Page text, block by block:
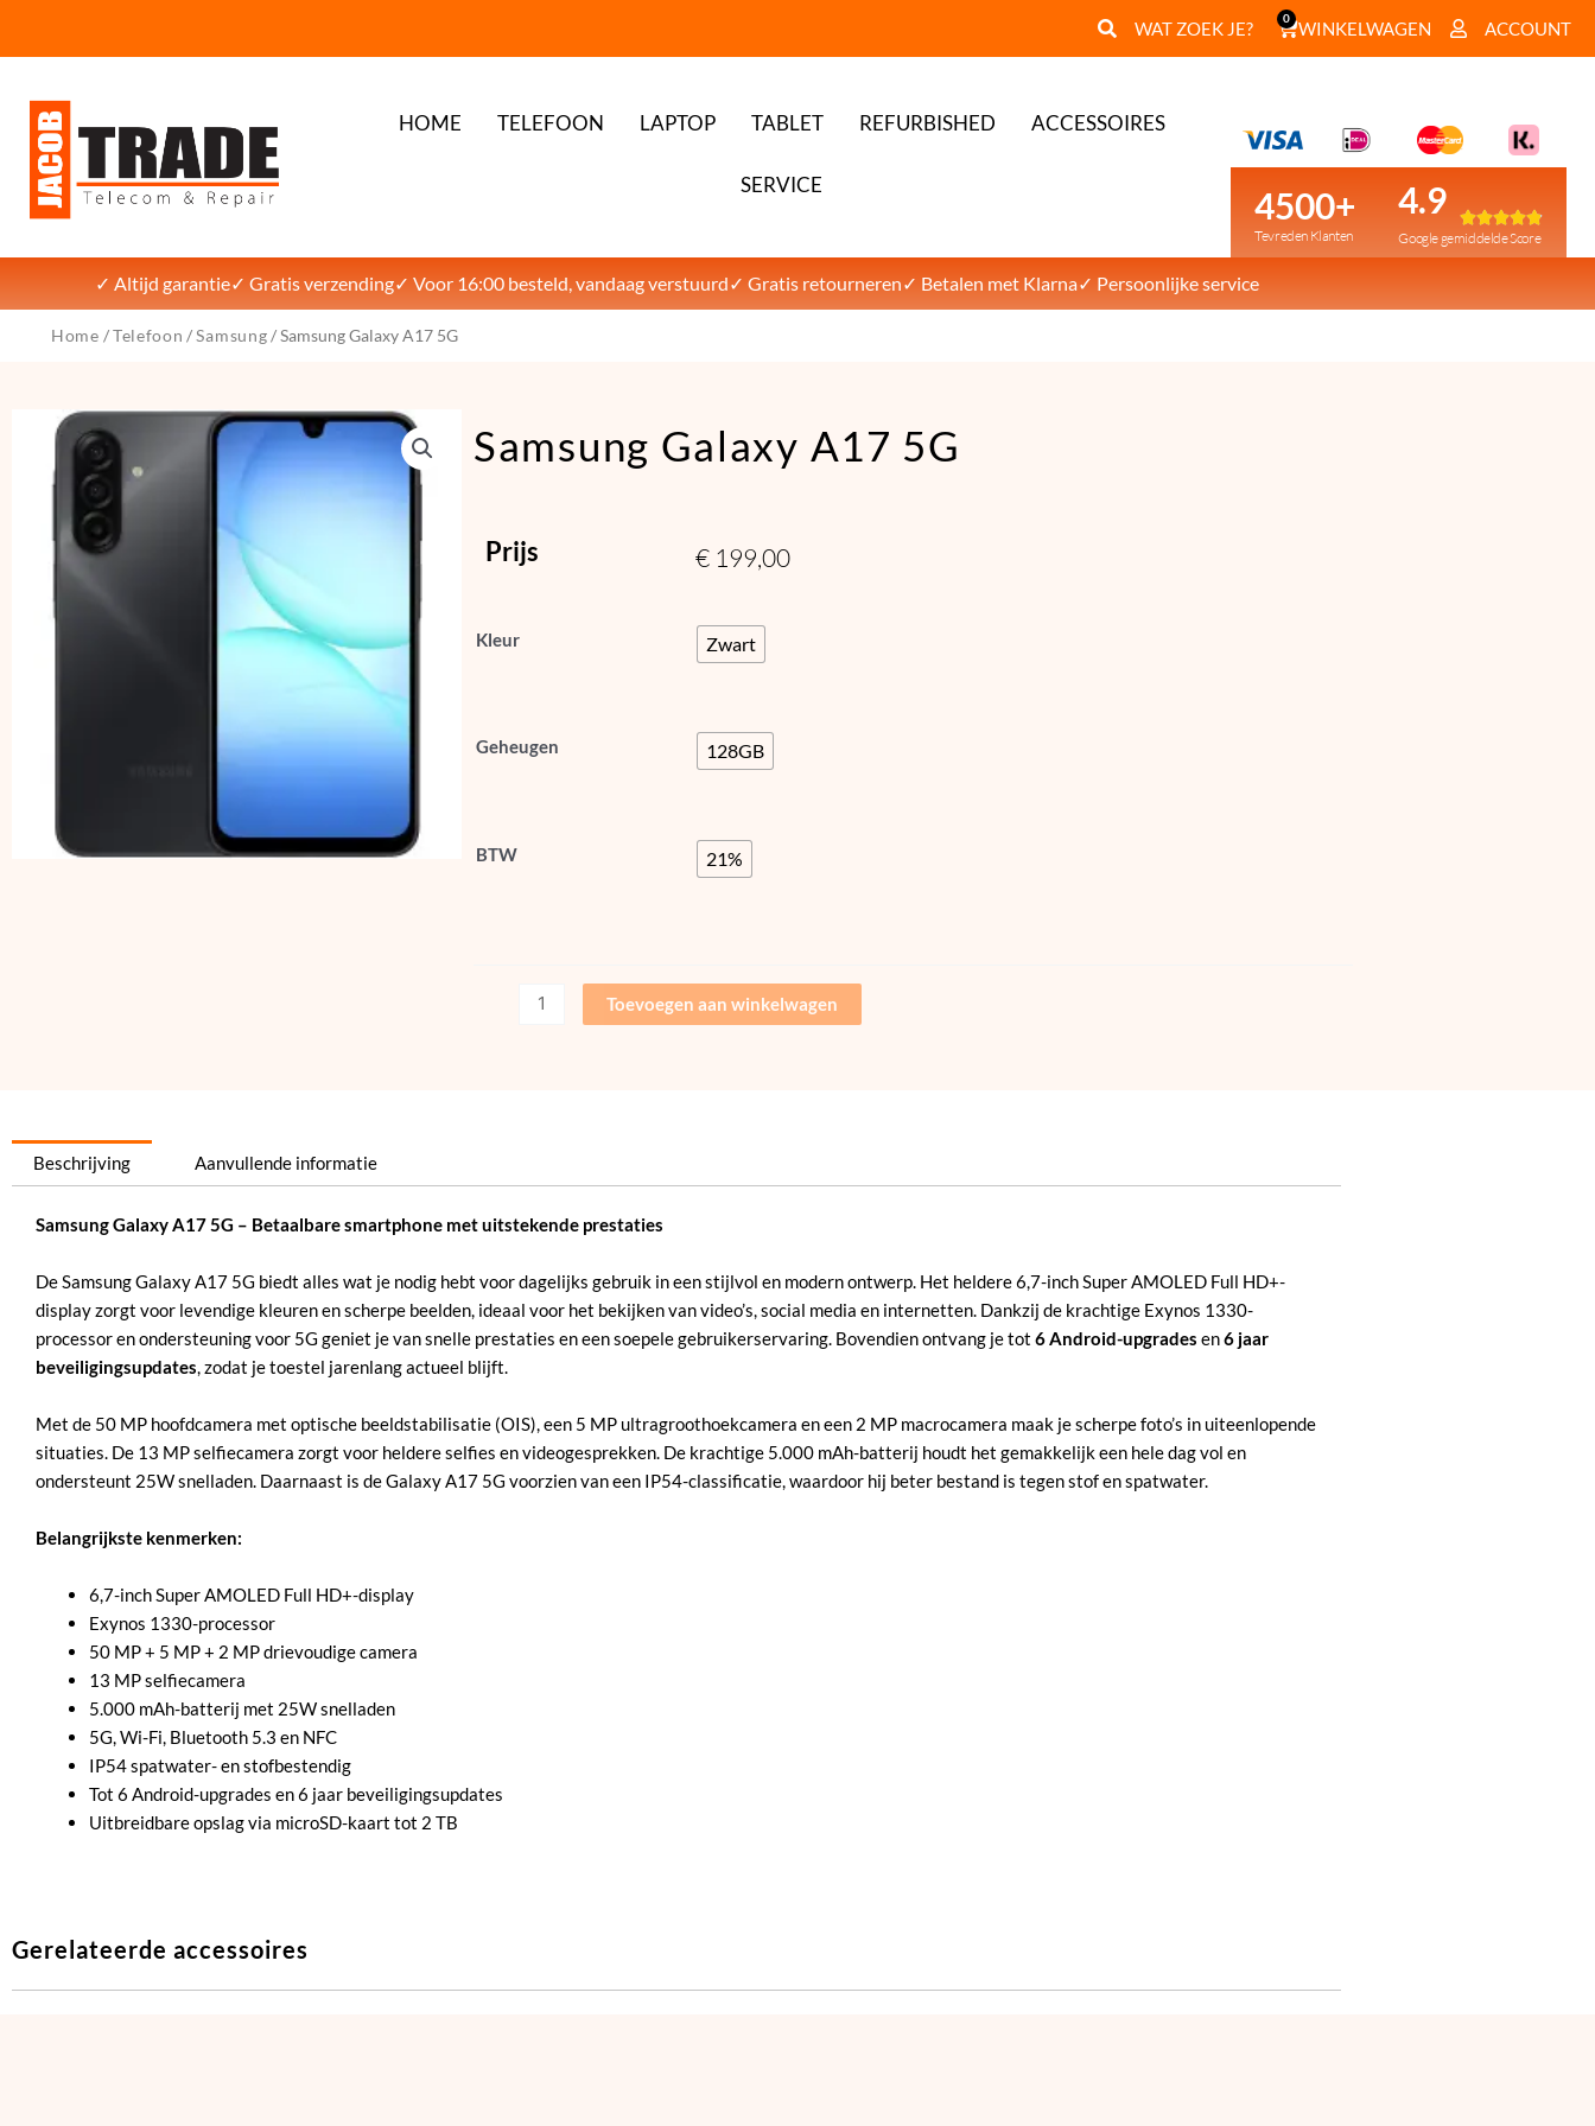
WAT ZOEK JE? 0 WINKELWAGEN ACCOUNT
HOME TELEFOON LAPTOP TABLET REFURBISHED ACCESSOIRES
SERVICE 4500+
Tevreden Klanten
4.9 
Google gemiddelde Score
✓ Altijd garantie✓ Gratis verzending✓ Voor 16:00 besteld, vandaag verstuurd✓ Gratis retourneren✓ Betalen met Klarna✓ Persoonlijke service
Home /Telefoon /Samsung/ Samsung Galaxy A17 5G
Samsung Galaxy A17 5G
Prijs € 199,00
Kleur Zwart
Geheugen 128GB
BTW 21%
Toevoegen aan winkelwagen
Beschrijving Aanvullende informatie
Samsung Galaxy A17 5G – Betaalbare smartphone met uitstekende prestaties
De Samsung Galaxy A17 5G biedt alles wat je nodig hebt voor dagelijks gebruik in een stijlvol en modern ontwerp. Het heldere 6,7-inch Super AMOLED Full HD+-
display zorgt voor levendige kleuren en scherpe beelden, ideaal voor het bekijken van video’s, social media en internetten. Dankzij de krachtige Exynos 1330-
processor en ondersteuning voor 5G geniet je van snelle prestaties en een soepele gebruikerservaring. Bovendien ontvang je tot 6 Android-upgrades en6 jaar
beveiligingsupdates, zodat je toestel jarenlang actueel blijft.
Met de 50 MP hoofdcamera met optische beeldstabilisatie (OIS), een 5 MP ultragroothoekcamera en een 2 MP macrocamera maak je scherpe foto’s in uiteenlopende
situaties. De 13 MP selfiecamera zorgt voor heldere selfies en videogesprekken. De krachtige 5.000 mAh-batterij houdt het gemakkelijk een hele dag vol en
ondersteunt 25W snelladen. Daarnaast is de Galaxy A17 5G voorzien van een IP54-classificatie, waardoor hij beter bestand is tegen stof en spatwater.
Belangrijkste kenmerken:
6,7-inch Super AMOLED Full HD+-display
Exynos 1330-processor
50 MP + 5 MP + 2 MP drievoudige camera
13 MP selfiecamera
5.000 mAh-batterij met 25W snelladen
5G, Wi-Fi, Bluetooth 5.3 en NFC
IP54 spatwater- en stofbestendig
Tot 6 Android-upgrades en 6 jaar beveiligingsupdates
Uitbreidbare opslag via microSD-kaart tot 2 TB
Gerelateerde accessoires